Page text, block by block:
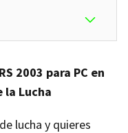
2003 para PC en
la Lucha
lucha y quieres